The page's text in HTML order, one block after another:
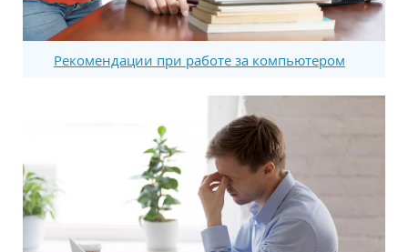
Рекомендации при работе за компьютером